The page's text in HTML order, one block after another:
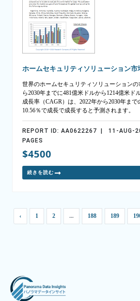
ホームセキュリティソリューション市
世界のホームセキュリティソリューションの
ら2030年までに481億米ドルから1214億米ド
成長率（CAGR）は、2022年から2030年ま
10.56％で成長で成長すると予測されます。
REPORT ID: AA0622267 | 11-AUG-
PAGES
$4500
続きを読む
‹ 1 2 ... 188 189